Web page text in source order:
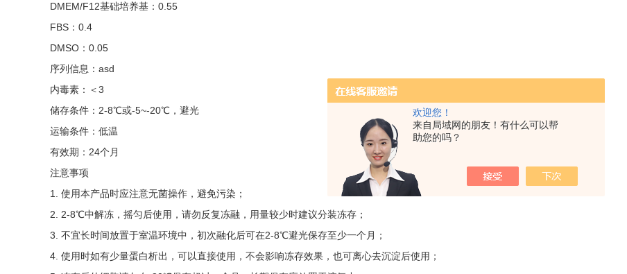
欢迎您！
来自局域网的朋友！有什么可以帮
助您的吗？
DMEM/F12基础培养基：0.55
FBS：0.4
DMSO：0.05
序列信息：asd
内毒素：＜3
储存条件：2-8℃或-5~-20℃，避光
运输条件：低温
有效期：24个月
注意事项
1. 使用本产品时应注意无菌操作，避免污染；
2. 2-8℃中解冻，摇匀后使用，请勿反复冻融，用量较少时建议分装冻存；
3. 不宜长时间放置于室温环境中，初次融化后可在2-8℃避光保存至少一个月；
4. 使用时如有少量蛋白析出，可以直接使用，不会影响冻存效果，也可离心去沉淀后使用；